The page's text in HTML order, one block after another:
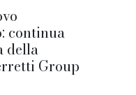
continua
della
Group